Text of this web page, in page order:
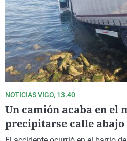
NOTICIAS VIGO, 13.40
Un camión acaba en el
precipitarse calle abajo